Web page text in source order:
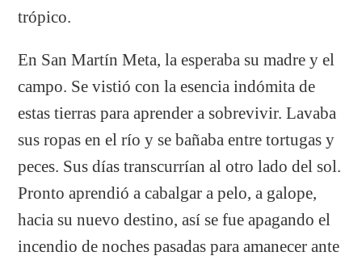
trópico.
En San Martín Meta, la esperaba su madre y el
campo. Se vistió con la esencia indómita de
estas tierras para aprender a sobrevivir. Lavaba
sus ropas en el río y se bañaba entre tortugas y
peces. Sus días transcurrían al otro lado del sol.
Pronto aprendió a cabalgar a pelo, a galope,
hacia su nuevo destino, así se fue apagando el
incendio de noches pasadas para amanecer ante